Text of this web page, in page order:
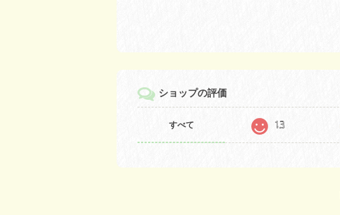
ショップの評価
すべて 13